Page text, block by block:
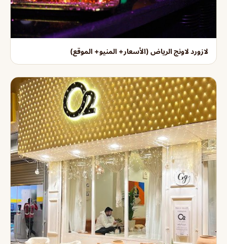
لازورد لاونج الرياض (الأسعار+ المنيو+ الموقع)